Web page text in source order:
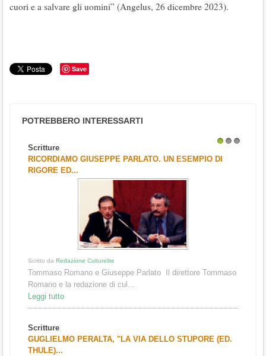
cuori e a salvare gli uomini” (Angelus, 26 dicembre 2023).
Save
POTREBBERO INTERESSARTI
Scritture
RICORDIAMO GIUSEPPE PARLATO. UN ESEMPIO DI
RIGORE ED...
Scritto da Redazione Culturelite
Tommaso Romano e Giuseppe Parlato Il direttore Tommaso
Romano e la redazione di cul...
Leggi tutto
Scritture
GUGLIELMO PERALTA, "LA VIA DELLO STUPORE (ED.
THULE)...